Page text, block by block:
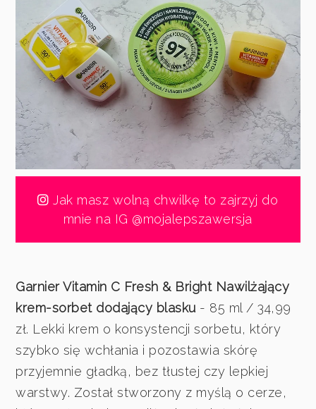
Jak masz wolną chwilkę to zajrzyj do
mnie na IG @mojalepszawersja
Garnier Vitamin C Fresh & Bright Nawilżający
krem-sorbet dodający blasku - 85 ml / 34,99
zł. Lekki krem o konsystencji sorbetu, który
szybko się wchłania i pozostawia skórę
przyjemnie gładką, bez tłustej czy lepkiej
warstwy. Został stworzony z myślą o cerze,